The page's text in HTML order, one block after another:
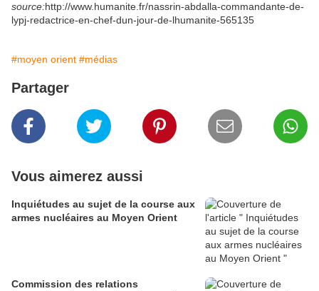
source:http://www.humanite.fr/nassrin-abdalla-commandante-de-
lypj-redactrice-en-chef-dun-jour-de-lhumanite-565135
#moyen orient #médias
Partager
Vous aimerez aussi
Inquiétudes au sujet de la course aux
armes nucléaires au Moyen Orient
Commission des relations